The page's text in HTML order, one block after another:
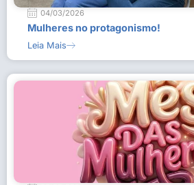
04/03/2026
Mulheres no protagonismo!
Leia Mais